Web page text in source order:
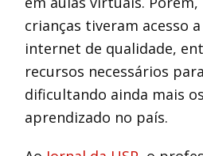
crianças tiveram acesso
internet de qualidade,
recursos necessários
dificultando ainda mais
aprendizado no país.